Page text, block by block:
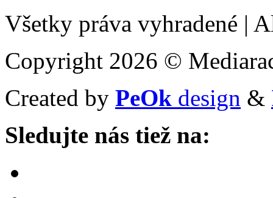
Všetky práva vyhradené |
Copyright 2026 ©
Created by PeOk design &
Sledujte nás tiež na: